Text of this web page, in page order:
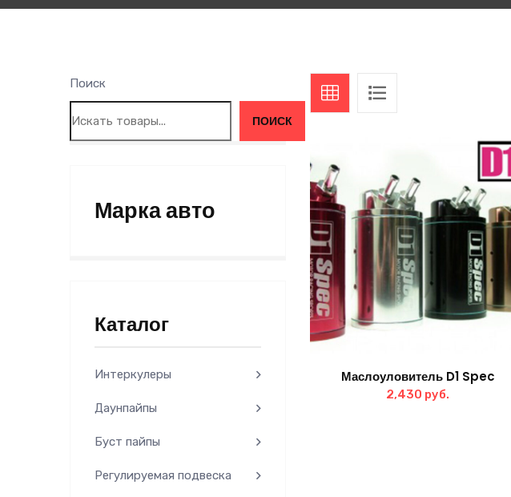
Поиск
ПОИСК
Марка авто
Каталог
Интеркулеры
Даунпайпы
Буст пайпы
Регулируемая подвеска
Маслоуловитель D1 Spec
2,430 руб.